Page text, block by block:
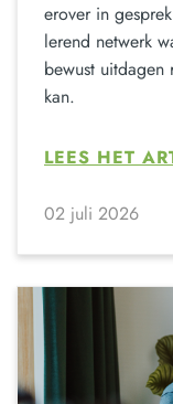
erover in
lerend netwerk
bewust uitdagen
kan.
LEES HET
02 juli 2026